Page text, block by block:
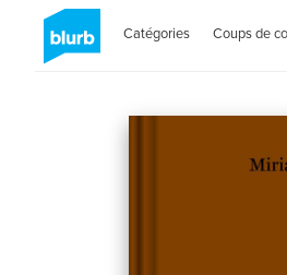
Catégories Coups de